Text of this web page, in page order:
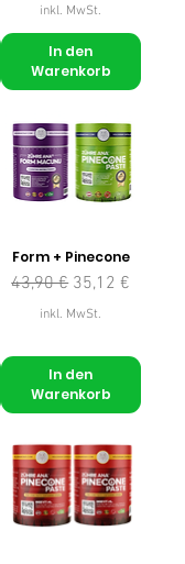
inkl. MwSt.
In den
Warenkorb
Form + Pinecone
Standardpreis
43,90 € Sale-Preis
35,12 €
inkl. MwSt.
In den
Warenkorb